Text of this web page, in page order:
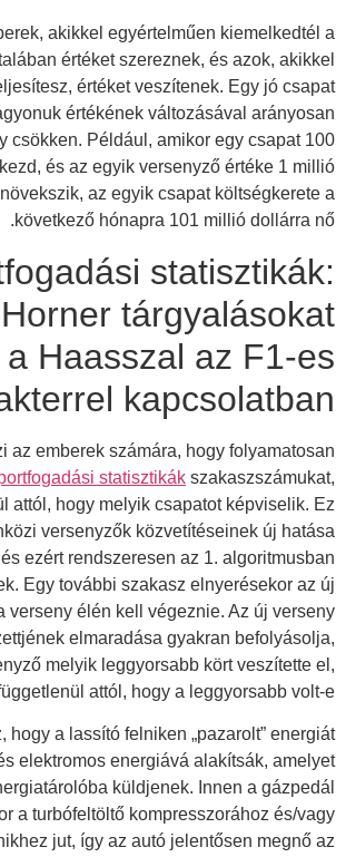
akikkel egyértelműen kiemelkedtél a
értéket szereznek, és azok, akikkel
értéket veszítenek. Egy jó csapat
értékének változásával arányosan
csökken. Például, amikor egy csapat 100
és az egyik versenyző értéke 1 millió
az egyik csapat költségkerete a
következő hónapra 101 millió dollárra nő.
statisztikák:
Horner tárgyalásokat
Haasszal az F1-es
kapcsolatban
az emberek számára, hogy folyamatosan
statisztikák szakaszszámukat,
attól, hogy melyik csapatot képviselik. Ez
versenyzők közvetítéseinek új hatása
ezért rendszeresen az 1. algoritmusban
Egy további szakasz elnyerésekor az új
verseny élén kell végeznie. Az új verseny
elmaradása gyakran befolyásolja,
melyik leggyorsabb kört veszítette el,
attól, hogy a leggyorsabb volt-e.
hogy a lassító felniken „pazarolt” energiát
elektromos energiává alakítsák, amelyet
küldjenek. Innen a gázpedál
a turbófeltöltő kompresszorához és/vagy
jut, így az autó jelentősen megnő az